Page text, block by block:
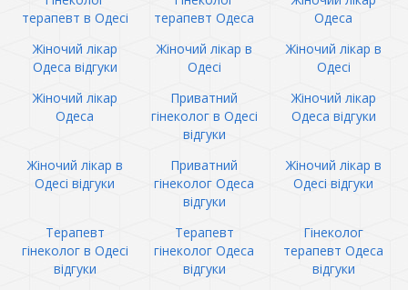
терапевт в Одесі
терапевт Одеса
Одеса
Жіночий лікар
Одеса відгуки
Жіночий лікар в
Одесі
Жіночий лікар в
Одесі
Жіночий лікар
Одеса
Приватний
гінеколог в Одесі
відгуки
Жіночий лікар
Одеса відгуки
Жіночий лікар в
Одесі відгуки
Приватний
гінеколог Одеса
відгуки
Жіночий лікар в
Одесі відгуки
Терапевт
гінеколог в Одесі
відгуки
Терапевт
гінеколог Одеса
відгуки
Гінеколог
терапевт Одеса
відгуки